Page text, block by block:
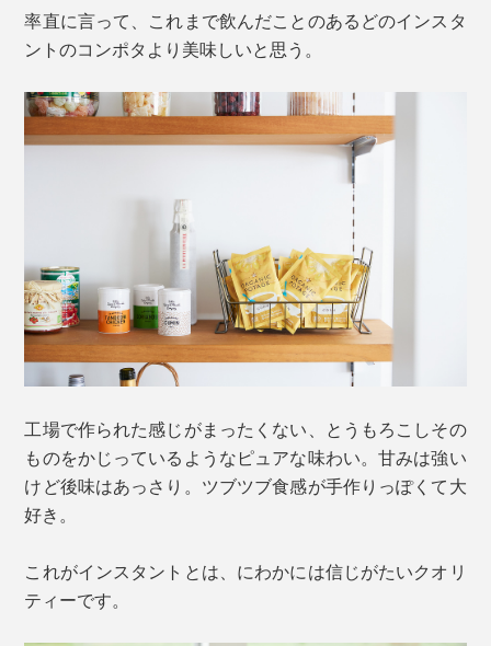
率直に言って、これまで飲んだことのあるどのインスタ
ントのコンポタより美味しいと思う。
工場で作られた感じがまったくない、とうもろこしその
ものをかじっているようなピュアな味わい。甘みは強い
けど後味はあっさり。ツブツブ食感が手作りっぽくて大
好き。
これがインスタントとは、にわかには信じがたいクオリ
ティーです。